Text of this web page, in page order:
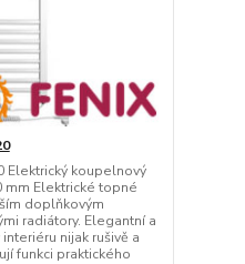
Elektrický koupelnový
mm Elektrické topné
doplňkovým
radiátory. Elegantní a
nijak rušivě a
funkci praktického